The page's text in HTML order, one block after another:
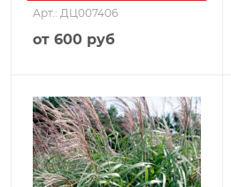
Арт.: ДЦ007406
от 600 руб